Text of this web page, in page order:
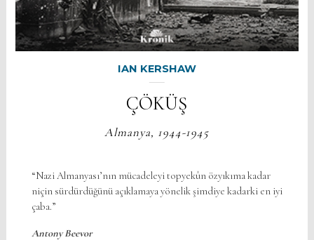
IAN KERSHAW
ÇÖKÜŞ
Almanya, 1944-1945
“Nazi Almanyası’nın mücadeleyi topyekûn özyıkıma kadar
niçin sürdürdüğünü açıklamaya yönelik şimdiye kadarki en iyi
çaba.”
Antony Beevor